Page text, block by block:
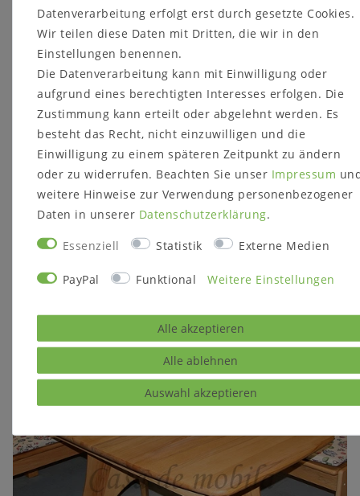
ca. Maße: B 101 x H 90 x T 51 cm
Lieferzustand: zerlegt zur Selbstmontage
Sie haben eine Frage zu diesem
Produkt?
Gerne können Sie uns kontaktieren
Passende Artikel
Datenverarbeitung erfolgt erst durch gesetzte Cookies.
Wir teilen diese Daten mit Dritten, die wir in den
Einstellungen benennen.
Die Datenverarbeitung kann mit Einwilligung oder
aufgrund eines berechtigten Interesses erfolgen. Die
Zustimmung kann erteilt oder abgelehnt werden. Es
besteht das Recht, nicht einzuwilligen und die
Einwilligung zu einem späteren Zeitpunkt zu ändern
oder zu widerrufen. Beachten Sie unser Impressum
weitere Hinweise zur Verwendung personenbezogener
Daten in unserer Daten­schutz­erklärung.
Essenziell Statistik Externe Medien
PayPal Funktional Weitere Einstellungen
Alle akzeptieren
Alle ablehnen
Auswahl akzeptieren